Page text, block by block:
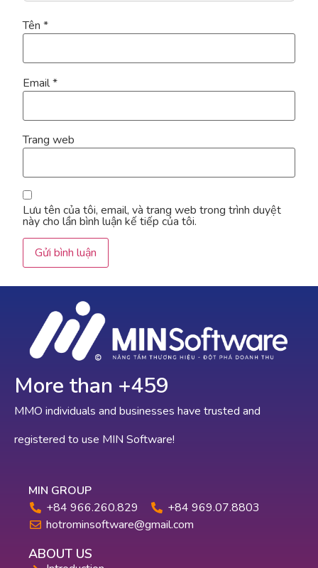
Tên *
Email*
Trang web
Lưu tên của tôi, email, và trang web trong trình duyệt
này cho lần bình luận kế tiếp của tôi.
MMO individuals and businesses have trusted and
registered to use MIN Software!
More than +692
MIN GROUP
+84 966.260.829
+84 969.07.8803
hotrominsoftware@gmail.com
ABOUT US